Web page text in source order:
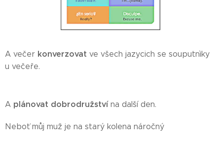
A večer konverzovat ve všech jazycich se souputnìky
u večeře.
A plánovat dobrodružstvína další den.
Neboť můj muž je na starý kolena náročný